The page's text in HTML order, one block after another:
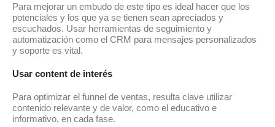
Para mejorar un embudo de este tipo es ideal hacer que los
potenciales y los que ya se tienen sean apreciados y
escuchados. Usar herramientas de seguimiento y
automatización como el CRM para mensajes personalizados
y soporte es vital.
Usar content de interés
Para optimizar el funnel de ventas, resulta clave utilizar
contenido relevante y de valor, como el educativo e
informativo, en cada fase.